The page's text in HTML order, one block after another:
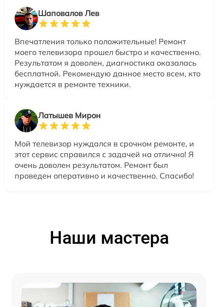
Шаповалов Лев
Впечатления только положительные! Ремонт
моего телевизора прошел быстро и качественно.
Результатом я доволен, диагностика оказалась
бесплатной. Рекомендую данное место всем, кто
нуждается в ремонте техники.
Латышев Мирон
Мой телевизор нуждался в срочном ремонте, и
этот сервис справился с задачей на отлично! Я
очень доволен результатом. Ремонт был
проведен оперативно и качественно. Спасибо!
Наши мастера